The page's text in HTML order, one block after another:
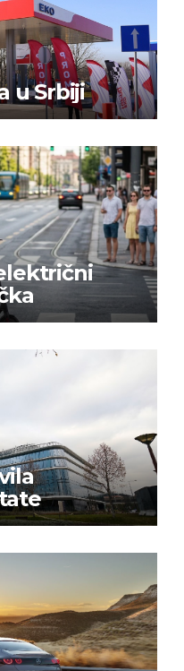
u Srbiji